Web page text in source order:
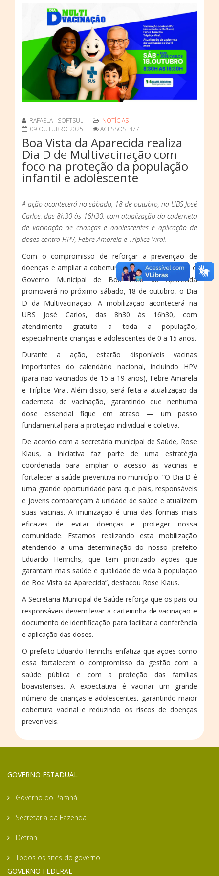
RAFAELA - SOFTSUL
NOTÍCIAS
09 OUTUBRO 2025
ACESSOS: 477
Boa Vista da Aparecida realiza
Dia D de Multivacinação com
foco na proteção da população
infantil e adolescente
A ação acontecerá no sábado, 18 de outubro, na UBS José
Carlos, das 8h30 às 16h30, com atualização da caderneta
de vacinação de crianças e adolescentes e aplicação de
doses contra HPV, Febre Amarela e Tríplice Viral.
Com o compromisso de reforçar a prevenção de
doenças e ampliar a cobertura vacinal no município, o
Governo Municipal de Boa Vista da Aparecida
promoverá no próximo sábado, 18 de outubro, o Dia
D da Multivacinação. A mobilização acontecerá na
UBS José Carlos, das 8h30 às 16h30, com
atendimento gratuito a toda a população,
especialmente crianças e adolescentes de 0 a 15 anos.
Durante a ação, estarão disponíveis vacinas
importantes do calendário nacional, incluindo HPV
(para não vacinados de 15 a 19 anos), Febre Amarela
e Tríplice Viral. Além disso, será feita a atualização da
caderneta de vacinação, garantindo que nenhuma
dose essencial fique em atraso — um passo
fundamental para a proteção individual e coletiva.
De acordo com a secretária municipal de Saúde, Rose
Klaus, a iniciativa faz parte de uma estratégia
coordenada para ampliar o acesso às vacinas e
fortalecer a saúde preventiva no município. “O Dia D é
uma grande oportunidade para que pais, responsáveis
e jovens compareçam à unidade de saúde e atualizem
suas vacinas. A imunização é uma das formas mais
eficazes de evitar doenças e proteger nossa
comunidade. Estamos realizando esta mobilização
atendendo a uma determinação do nosso prefeito
Eduardo Henrichs, que tem priorizado ações que
garantam mais saúde e qualidade de vida à população
de Boa Vista da Aparecida”, destacou Rose Klaus.
A Secretaria Municipal de Saúde reforça que os pais ou
responsáveis devem levar a carteirinha de vacinação e
documento de identificação para facilitar a conferência
e aplicação das doses.
O prefeito Eduardo Henrichs enfatiza que ações como
essa fortalecem o compromisso da gestão com a
saúde pública e com a proteção das famílias
boavistenses. A expectativa é vacinar um grande
número de crianças e adolescentes, garantindo maior
cobertura vacinal e reduzindo os riscos de doenças
preveníveis.
GOVERNO ESTADUAL
Governo do Paraná
Secretaria da Fazenda
Detran
Todos os sites do governo
GOVERNO FEDERAL